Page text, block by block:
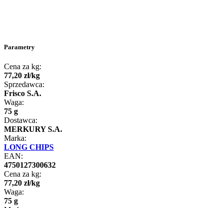
Parametry
Cena za kg:
77,20 zł/kg
Sprzedawca:
Frisco S.A.
Waga:
75 g
Dostawca:
MERKURY S.A.
Marka:
LONG CHIPS
EAN:
4750127300632
Cena za kg:
77,20 zł/kg
Waga:
75 g